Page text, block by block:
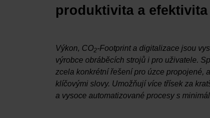
produktivita a
Výkon, CO2-Footprint a digitalizace jsou
výrobce obráběcích strojů i pro uživatele.
zcela konkrétní řešení pro úzce propojené,
klíčovými slovy. Umožňují více třísek za
a vysoce automatizované procesy s